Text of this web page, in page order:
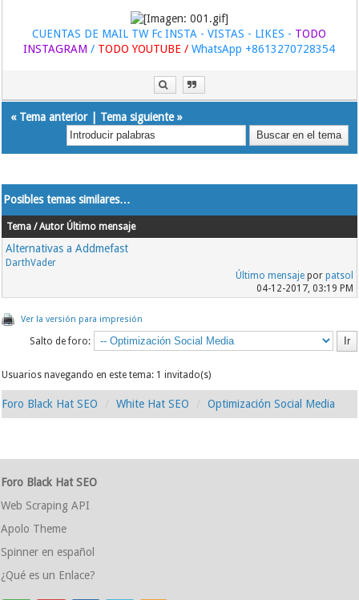
CUENTAS DE MAIL TW Fc INSTA - VISTAS - LIKES - TODO
INSTAGRAM / TODO YOUTUBE /WhatsApp +8613270728354
« Tema anterior| Tema siguiente»
Posibles temas similares…
Tema / Autor Último mensaje
Alternativas a Addmefast
DarthVader
Último mensajepor patsol
04-12-2017, 03:19 PM
Ver la versión para impresión
Salto de foro:
Usuarios navegando en este tema: 1 invitado(s)
Foro Black Hat SEO White Hat SEO Optimización Social Media
Foro Black Hat SEO
Web Scraping API
Apolo Theme
Spinner en español
¿Qué es un Enlace?